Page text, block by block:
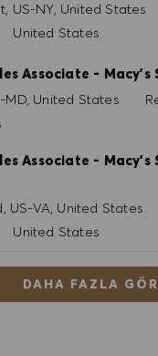
US-NY, United States
United States
Associate - Macy's
MD, United States
Associate - Macy's
US-VA, United States
United States
DAHA FAZLA GÖR